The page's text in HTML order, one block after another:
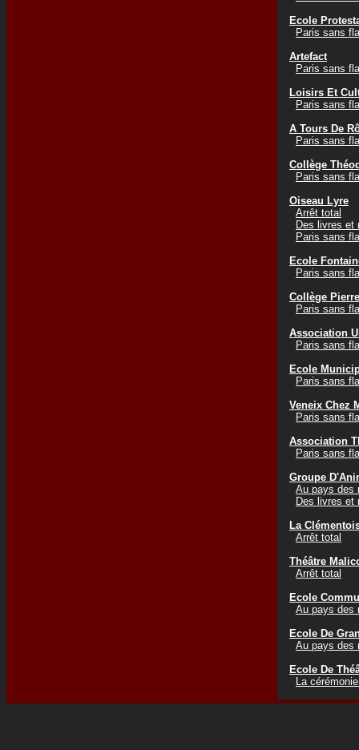
Ecole
Paris sans
Artefact
Paris sans
Loisirs Et
Paris sans
A Tours De
Paris sans
Collège
Paris sans
Oiseau Lyre
Arrêt total
Des livres et
Paris sans
Ecole
Paris sans
Collège
Paris sans
Association
Paris sans
Ecole
Paris sans
Veneix Chez
Paris sans
Association
Paris sans
Groupe
Au pays des
Des livres et
La
Arrêt total
Théâtre
Arrêt total
Ecole
Au pays des
Ecole De
Au pays des
Ecole De
La